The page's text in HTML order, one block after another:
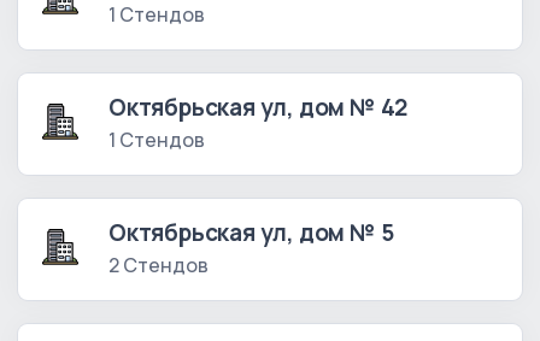
1 Стендов
Октябрьская ул, дом № 42
1 Стендов
Октябрьская ул, дом № 5
2 Стендов